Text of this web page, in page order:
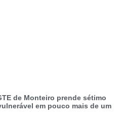
de Monteiro prende sétimo
em pouco mais de um